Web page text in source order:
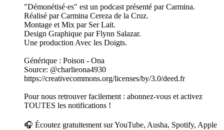
"Démonétisé·es" est un podcast présenté par Carmina.
Réalisé par Carmina Cereza de la Cruz.
Montage et Mix par Ser Lait.
Design Graphique par Flynn Salazar.
Une production Avec les Doigts.
Générique : Poison - Ona
Source: @charlieona4930
https://creativecommons.org/licenses/by/3.0/deed.fr
Pour nous retrouver facilement : abonnez-vous et activez
TOUTES les notifications !
🎧 Écoutez gratuitement sur YouTube, Ausha, Spotify, Apple